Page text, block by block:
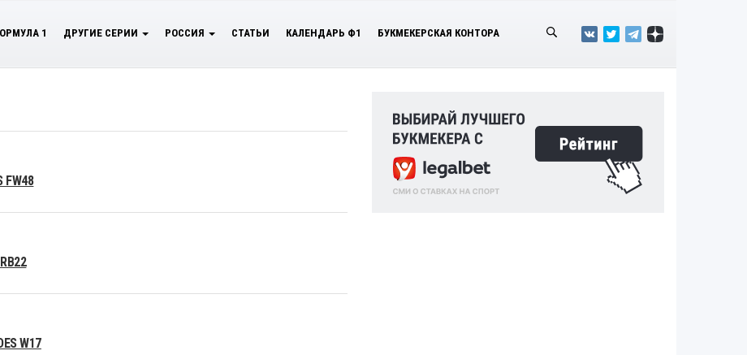
1 ДРУГИЕ СЕРИИ РОССИЯ СТАТЬИ КАЛЕНДАРЬ Ф1 БУКМЕКЕРСКАЯ КОНТОРА
W17